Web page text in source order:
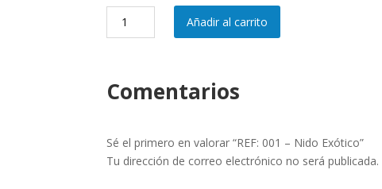
REF:
Exótico
Añadir al carrito
Comentarios
Sé el primero en valorar “REF: 001 – Nido Exótico”
Tu dirección de correo electrónico no será publicada.